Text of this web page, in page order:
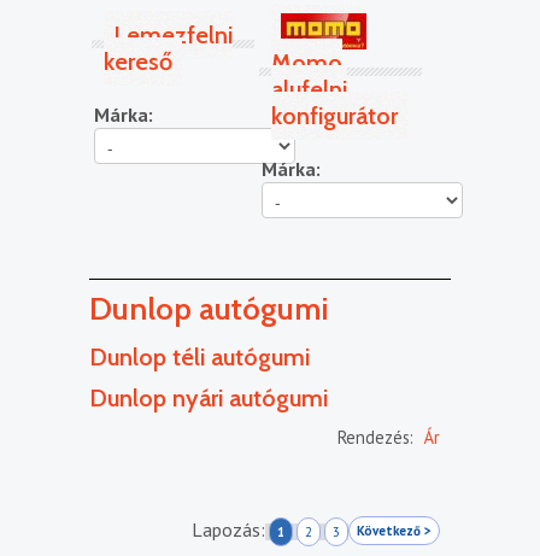
Lemezfelni
kereső
Márka:
Momo
alufelni
konfigurátor
Márka:
Dunlop autógumi
Dunlop téli autógumi
Dunlop nyári autógumi
Rendezés: Ár
Lapozás: 1 2 3 Következő >